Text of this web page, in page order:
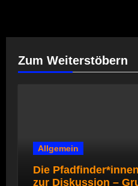
Zum Weiterstöbern
Allgemein
Die
zur Diskussion –